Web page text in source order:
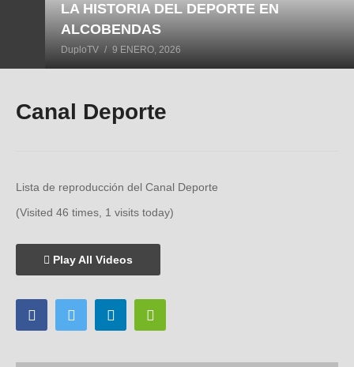
LA HISTORIA DEL DEPORTE EN
ALCOBENDAS
DuploTV 9 ENERO, 2026
Canal Deporte
Lista de reproducción del Canal Deporte
(Visited 46 times, 1 visits today)
Play All Videos